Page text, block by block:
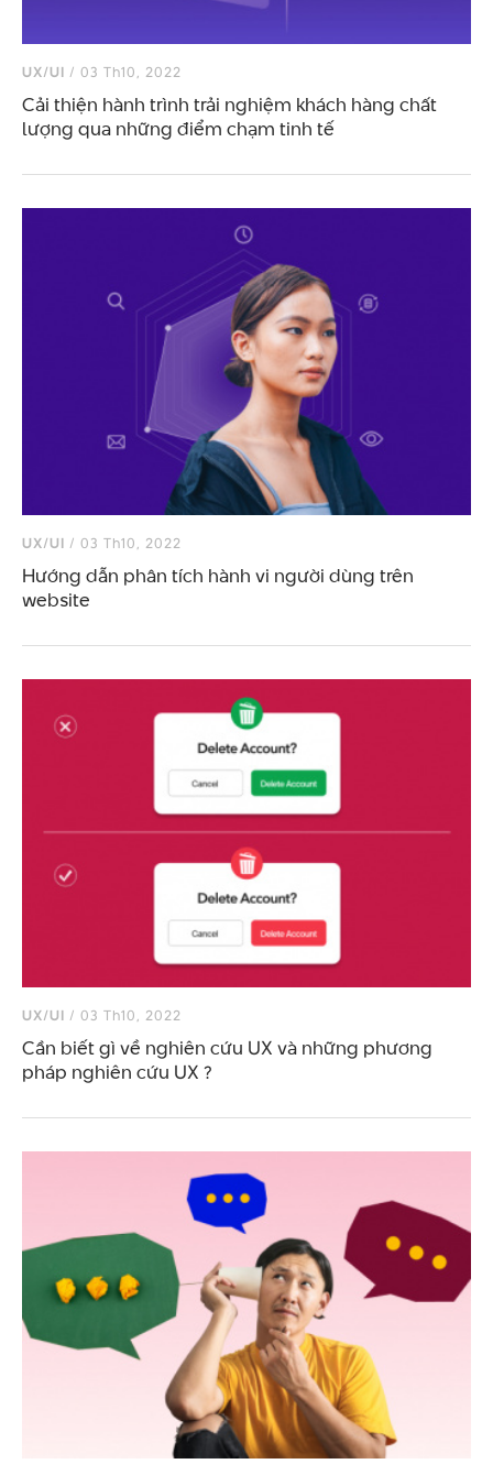
UX/UI / 03 Th10, 2022
Cải thiện hành trình trải nghiệm khách hàng chất
lượng qua những điểm chạm tinh tế
UX/UI / 03 Th10, 2022
Hướng dẫn phân tích hành vi người dùng trên
website
UX/UI / 03 Th10, 2022
Cần biết gì về nghiên cứu UX và những phương
pháp nghiên cứu UX ?